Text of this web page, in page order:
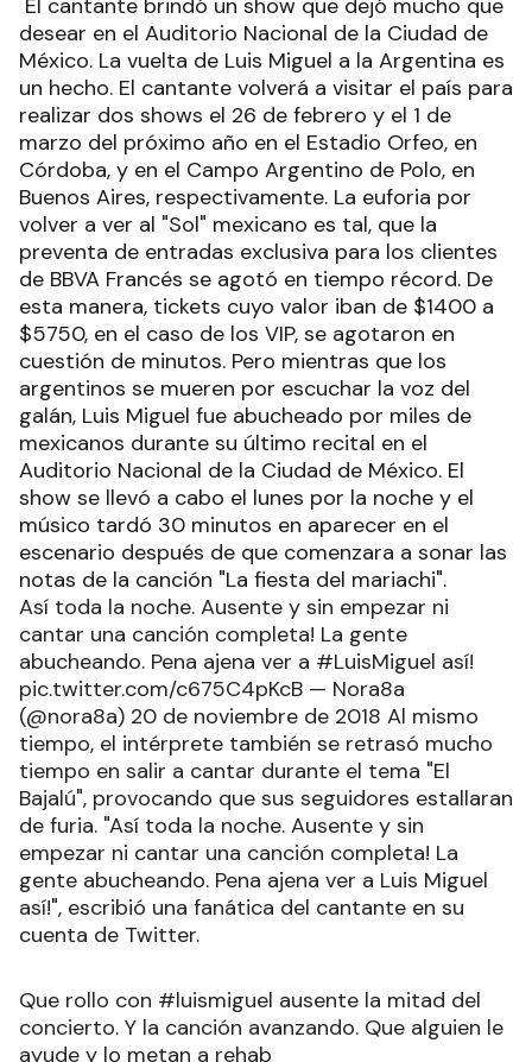
desear en el Auditorio Nacional de la Ciudad de
México. La vuelta de Luis Miguel a la Argentina es
un hecho. El cantante volverá a visitar el país para
realizar dos shows el 26 de febrero y el 1 de
marzo del próximo año en el Estadio Orfeo, en
Córdoba, y en el Campo Argentino de Polo, en
Buenos Aires, respectivamente. La euforia por
volver a ver al "Sol" mexicano es tal, que la
preventa de entradas exclusiva para los clientes
de BBVA Francés se agotó en tiempo récord. De
esta manera, tickets cuyo valor iban de $1400 a
$5750, en el caso de los VIP, se agotaron en
cuestión de minutos. Pero mientras que los
argentinos se mueren por escuchar la voz del
galán, Luis Miguel fue abucheado por miles de
mexicanos durante su último recital en el
Auditorio Nacional de la Ciudad de México. El
show se llevó a cabo el lunes por la noche y el
músico tardó 30 minutos en aparecer en el
escenario después de que comenzara a sonar las
notas de la canción "La fiesta del mariachi".
Así toda la noche. Ausente y sin empezar ni
cantar una canción completa! La gente
abucheando. Pena ajena ver a #LuisMiguel así!
pic.twitter.com/c675C4pKcB — Nora8a
(@nora8a) 20 de noviembre de 2018 Al mismo
tiempo, el intérprete también se retrasó mucho
tiempo en salir a cantar durante el tema "El
Bajalú", provocando que sus seguidores estallaran
de furia. "Así toda la noche. Ausente y sin
empezar ni cantar una canción completa! La
gente abucheando. Pena ajena ver a Luis Miguel
así!", escribió una fanática del cantante en su
cuenta de Twitter.
Que rollo con #luismiguel ausente la mitad del
concierto. Y la canción avanzando. Que alguien le
ayude y lo metan a rehab